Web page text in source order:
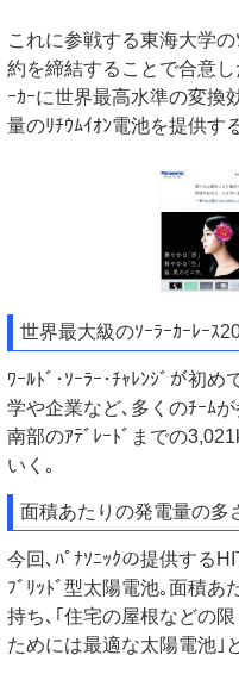
これに参戦する東海大学の
約を締結することで合意し
ｰｶｰに世界最高水準の変換
量のﾘﾁｳﾑｲｵﾝ電池を提供す
世界最大級のｿｰﾗｰｶｰﾚｰｽ
ﾜｰﾙﾄﾞ･ｿｰﾗｰ･ﾁｬﾚﾝｼﾞが初
学や企業など､多くのﾁｰﾑが
南部のｱﾃﾞﾚｰﾄﾞまでの
いく｡
面積あたりの発電量の多
今回､ﾊﾟﾅｿﾆｯｸの提供する
ﾌﾞﾘｯﾄﾞ型太陽電池｡面積あ
持ち､｢住宅の屋根などの
ためには最適な太陽電池｣